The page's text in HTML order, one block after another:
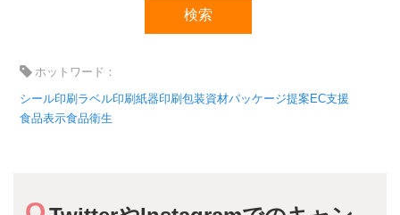
ホットワード：
シール印刷ラベル印刷紙器印刷包装資材パッケージ提案EC支援
食品表示食品衛生